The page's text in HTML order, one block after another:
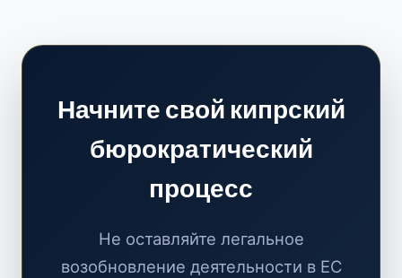
Начните свой кипрский
бюрократический
процесс
Не оставляйте легальное
возобновление деятельности в ЕС